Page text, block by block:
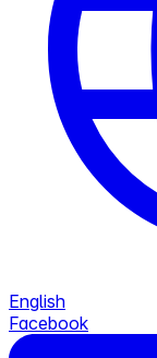
English
Facebook